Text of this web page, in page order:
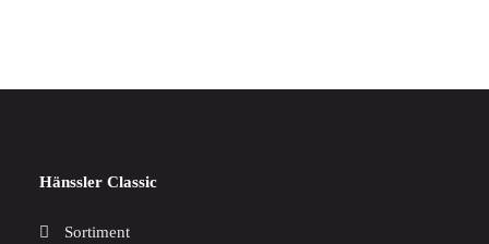
Hänssler Classic
Sortiment